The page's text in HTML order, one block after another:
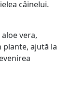
câinelui.
vera,
plante, ajută la